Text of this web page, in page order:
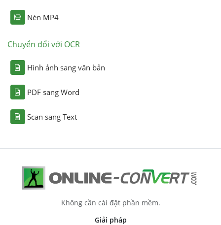
Nén MP4
Chuyển đổi với OCR
Hình ảnh sang văn bản
PDF sang Word
Scan sang Text
Không cần cài đặt phần mềm.
Giải pháp